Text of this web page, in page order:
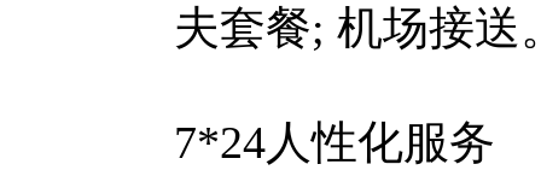
夫套餐; 机场接送
7*24人性化服务